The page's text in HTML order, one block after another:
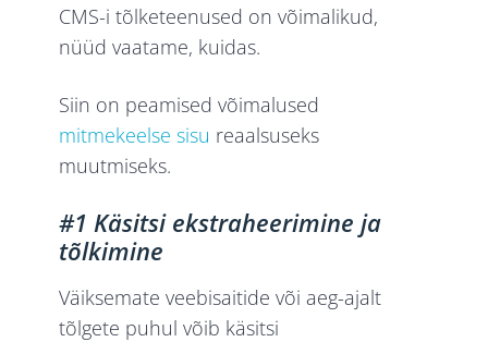
CMS-i tõlketeenused on võimalikud,
nüüd vaatame, kuidas.
Siin on peamised võimalused
mitmekeelse sisu reaalsuseks
muutmiseks.
#1 Käsitsi ekstraheerimine ja
tõlkimine
Väiksemate veebisaitide või aeg-ajalt
tõlgete puhul võib käsitsi